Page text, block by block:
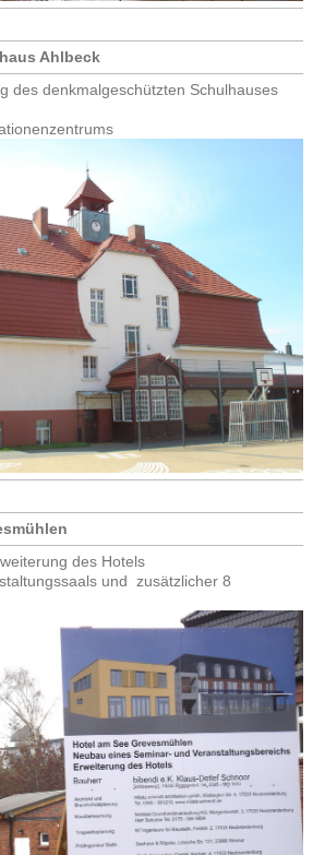
Ahlbeck
des denkmalgeschützten Schulhauses
des Hotels
und zusätzlicher 8